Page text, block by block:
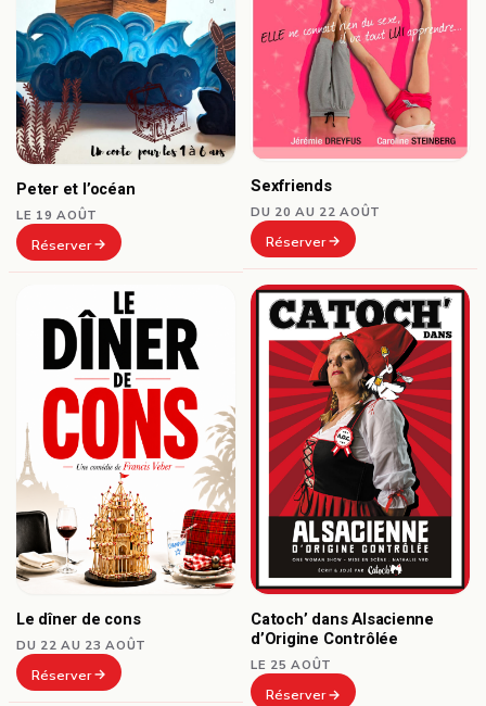
Peter et l’océan
LE 19 AOÛT
Réserver
Sexfriends
DU 20 AU 22 AOÛT
Réserver
Le dîner de cons
DU 22 AU 23 AOÛT
Réserver
Catoch’ dans Alsacienne
d’Origine Contrôlée
LE 25 AOÛT
Réserver